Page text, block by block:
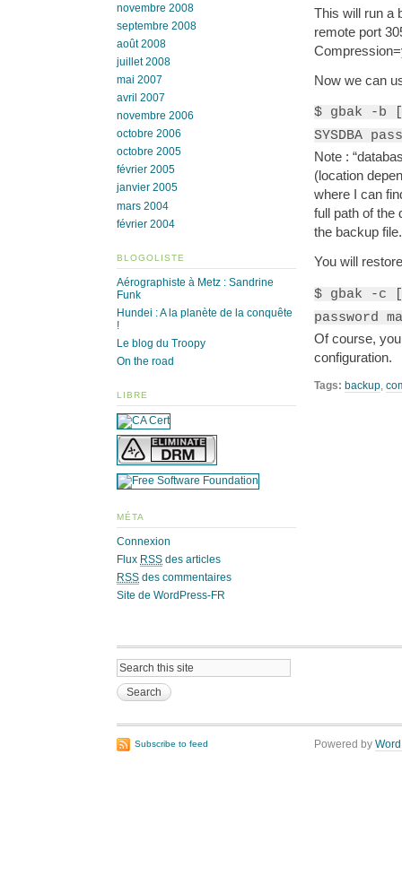
This will run a
remote port
Now we can
$ gbak -b
SYSDBA
Note :
(location
where I can
full path of the
the backup file.
You will
$ gbak -c
password
Of course,
configuration.
Tags: backup
novembre 2008
septembre 2008
août 2008
juillet 2008
mai 2007
avril 2007
novembre 2006
octobre 2006
octobre 2005
février 2005
janvier 2005
mars 2004
février 2004
BLOGOLISTE
Aérographiste à Metz : Sandrine
Funk
Hundei : A la planète de la conquête
!
Le blog du Troopy
On the road
LIBRE
MÉTA
Connexion
Flux RSS des articles
RSS des commentaires
Site de WordPress-FR
Subscribe to feed Powered by